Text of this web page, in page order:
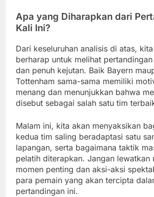
Apa yang Diharapkan dari
Kali Ini?
Dari keseluruhan analisis di atas,
berharap untuk melihat
dan penuh kejutan. Baik Bayern
Tottenham sama-sama memiliki
menang dan menunjukkan bahwa
disebut sebagai salah satu tim
Malam ini, kita akan menyaksikan
kedua tim saling beradaptasi satu
lapangan, serta bagaimana taktik
pelatih diterapkan. Jangan lewatkan
momen penting dan aksi-aksi
para pemain yang akan tercipta
pertandingan ini.